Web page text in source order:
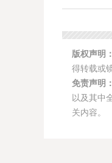
版权声明：
得转载或
免责声明：
以及其中
关内容。